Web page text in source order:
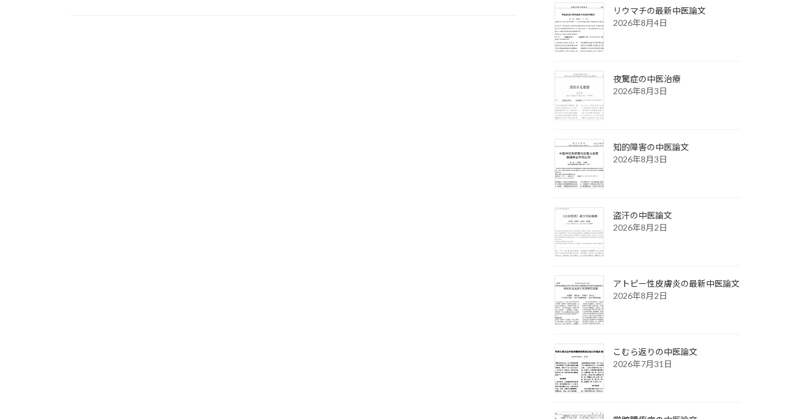
リウマチの最新中医論文
2026年8月4日
夜驚症の中医治療
2026年8月3日
知的障害の中医論文
2026年8月3日
盗汗の中医論文
2026年8月2日
アトピー性皮膚炎の最新中医論文
2026年8月2日
こむら返りの中医論文
2026年7月31日